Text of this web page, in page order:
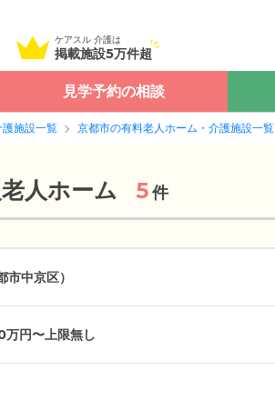
ケアスル 介護は
掲載施設5万件超
見学予約の相談
施設一覧 京都市の有料老人ホーム・介護施設一覧
人ホーム 5件
市中京区）
万円〜上限無し